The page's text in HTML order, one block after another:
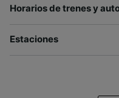
Horarios de trenes y
Estaciones